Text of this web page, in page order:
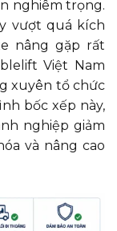
nghiêm trọng.
vượt quá kích
nâng gặp rất
Việt Nam
xuyên tổ chức
bốc xếp này,
nghiệp giảm
và nâng cao